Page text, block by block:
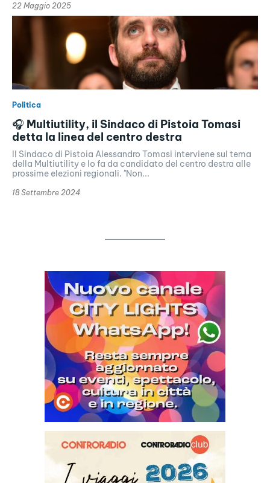
22 Maggio 2025
Politica
🎧 Multiutility, il Sindaco di Pistoia Tomasi
detta la linea del centro destra
Il Sindaco di Pistoia Alessandro Tomasi interviene sul tema
della Multiutility e lo fa da candidato del centro destra alle
prossime elezioni regionali. "Non...
18 Settembre 2024